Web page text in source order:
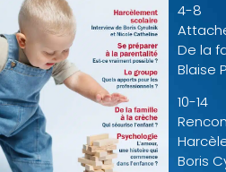
4-8
De la
Blaise
10-14
Boris